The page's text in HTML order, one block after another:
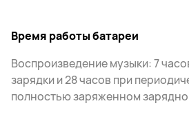
Время работы батареи
Воспроизведение музыки: 7
зарядки и 28 часов при
полностью заряженном